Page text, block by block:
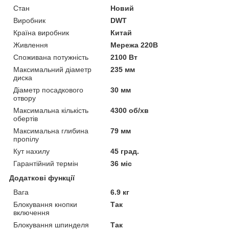
Стан
Новий
Виробник
DWT
Країна виробник
Китай
Живлення
Мережа 220В
Споживана потужність
2100 Вт
Максимальний діаметр
диска
235 мм
Діаметр посадкового
отвору
30 мм
Максимальна кількість
обертів
4300 об/хв
Максимальна глибина
пропілу
79 мм
Кут нахилу
45 град.
Гарантійний термін
36 міс
Додаткові функції
Вага
6.9 кг
Блокування кнопки
включення
Так
Блокування шпинделя
Так